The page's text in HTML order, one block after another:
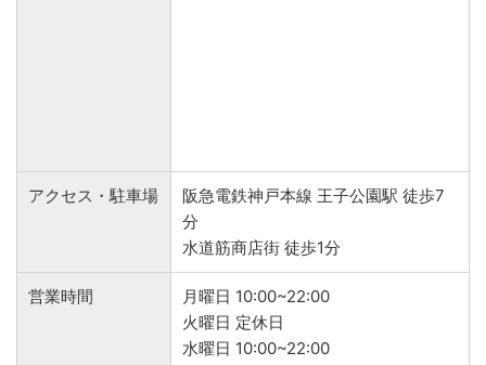
アクセス・駐車場
阪急電鉄神戸本線 王子公園駅 徒歩7
分
水道筋商店街 徒歩1分
営業時間
月曜日 10:00~22:00
火曜日 定休日
水曜日 10:00~22:00